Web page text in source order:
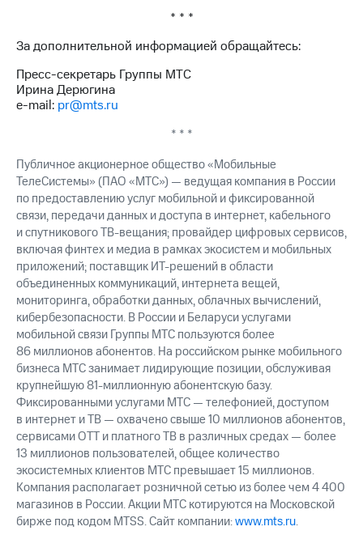
* * *
За дополнительной информацией обращайтесь:
Пресс-секретарь Группы МТС
Ирина Дерюгина
e-mail: pr@mts.ru
* * *
Публичное акционерное общество «Мобильные
ТелеСистемы» (ПАО «МТС») — ведущая компания в России
по предоставлению услуг мобильной и фиксированной
связи, передачи данных и доступа в интернет, кабельного
и спутникового ТВ-вещания; провайдер цифровых сервисов,
включая финтех и медиа в рамках экосистем и мобильных
приложений; поставщик ИТ-решений в области
объединенных коммуникаций, интернета вещей,
мониторинга, обработки данных, облачных вычислений,
кибербезопасности. В России и Беларуси услугами
мобильной связи Группы МТС пользуются более
86 миллионов абонентов. На российском рынке мобильного
бизнеса МТС занимает лидирующие позиции, обслуживая
крупнейшую 81-миллионную абонентскую базу.
Фиксированными услугами МТС — телефонией, доступом
в интернет и ТВ — охвачено свыше 10 миллионов абонентов,
сервисами OTT и платного ТВ в различных средах — более
13 миллионов пользователей, общее количество
экосистемных клиентов МТС превышает 15 миллионов.
Компания располагает розничной сетью из более чем 4 400
магазинов в России. Акции МТС котируются на Московской
бирже под кодом MTSS. Сайт компании:www.mts.ru.